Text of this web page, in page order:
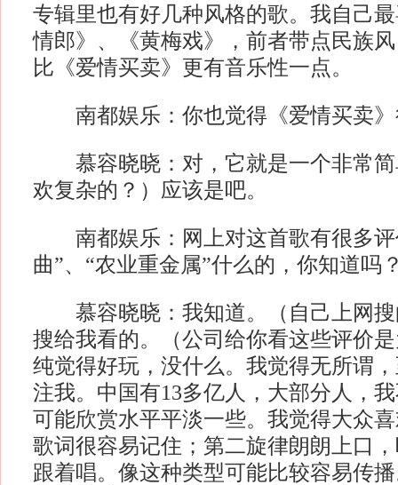
专辑里也有好几种风格的歌。我自己
情郎》、《黄梅戏》，前者带点民族
比《爱情买卖》更有音乐性一点。
南都娱乐：你也觉得《爱情买卖》
慕容晓晓：对，它就是一个非常简
欢复杂的？）应该是吧。
南都娱乐：网上对这首歌有很多评
曲”、“农业重金属”什么的，你知道吗
慕容晓晓：我知道。（自己上网搜
搜给我看的。（公司给你看这些评价
纯觉得好玩，没什么。我觉得无所谓
注我。中国有13多亿人，大部分人，
可能欣赏水平平淡一些。我觉得大众
歌词很容易记住；第二旋律朗朗上口
跟着唱。像这种类型可能比较容易传